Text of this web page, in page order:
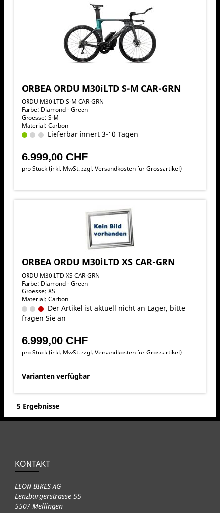
ORBEA ORDU M30iLTD S-M CAR-GRN
ORDU M30iLTD S-M CAR-GRN
Farbe: Diamond - Green
Groesse: S-M
Material: Carbon
Lieferbar innert 3-10 Tagen
6.999,00 CHF
pro Stück (inkl. MwSt. zzgl.Versandkosten für Grossartikel)
ORBEA ORDU M30iLTD XS CAR-GRN
ORDU M30iLTD XS CAR-GRN
Farbe: Diamond - Green
Groesse: XS
Material: Carbon
Der Artikel ist aktuell nicht an Lager, bitte
fragen Sie an
6.999,00 CHF
pro Stück (inkl. MwSt. zzgl.Versandkosten für Grossartikel)
Varianten verfügbar
5 Ergebnisse
KONTAKT
LEON BIKES AG
Lenzburgerstrasse 55
5507 Mellingen